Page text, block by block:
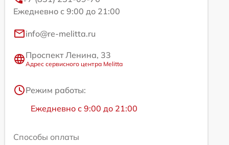
Ежедневно с 9:00 до 21:00
info@re-melitta.ru
Проспект Ленина, 33
Адрес сервисного центра Melitta
Режим работы:
Ежедневно с 9:00 до 21:00
Способы оплаты